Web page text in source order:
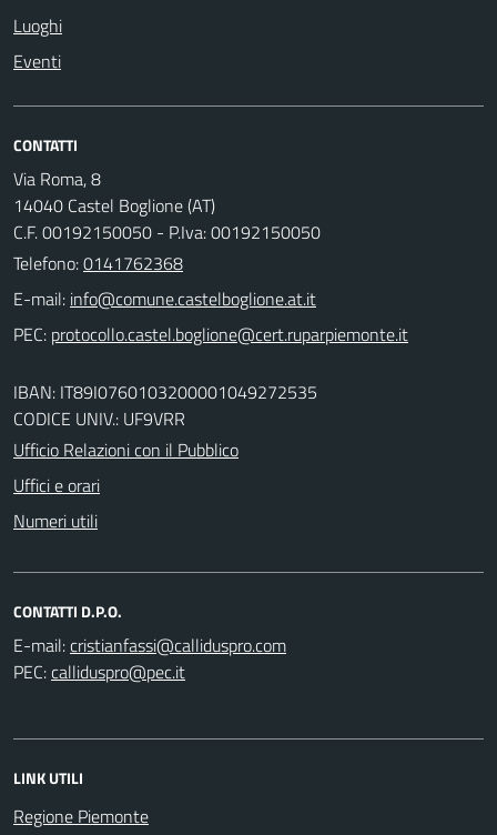
Luoghi
Eventi
CONTATTI
Via Roma, 8
14040 Castel Boglione (AT)
C.F. 00192150050 - P.Iva: 00192150050
Telefono:0141762368
E-mail:
PEC:
IBAN: IT89I0760103200001049272535
CODICE UNIV.: UF9VRR
Ufficio Relazioni con il Pubblico
Uffici e orari
Numeri utili
CONTATTI D.P.O.
E-mail:
PEC:
LINK UTILI
Regione Piemonte